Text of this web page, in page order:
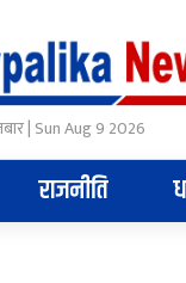
| Sun Aug 9 2026
राजनीति